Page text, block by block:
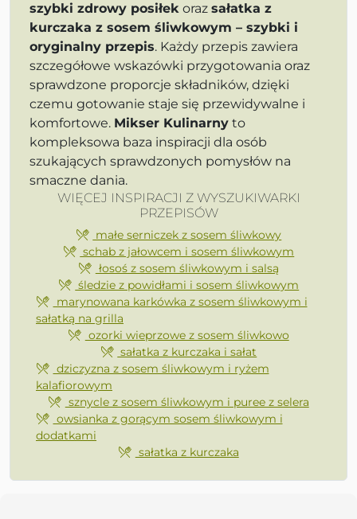
szybki zdrowy posiłek oraz sałatka z
kurczaka z sosem śliwkowym – szybki i
oryginalny przepis. Każdy przepis zawiera
szczegółowe wskazówki przygotowania oraz
sprawdzone proporcje składników, dzięki
czemu gotowanie staje się przewidywalne i
komfortowe. Mikser Kulinarny to
kompleksowa baza inspiracji dla osób
szukających sprawdzonych pomysłów na
smaczne dania.
WIĘCEJ INSPIRACJI Z WYSZUKIWARKI
PRZEPISÓW
małe serniczek z sosem śliwkowy
schab z jałowcem i sosem śliwkowym
łosoś z sosem śliwkowym i salsą
śledzie z powidłami i sosem śliwkowym
marynowana karkówka z sosem śliwkowym i
sałatką na grilla
ozorki wieprzowe z sosem śliwkowo
sałatka z kurczaka i sałat
dziczyzna z sosem śliwkowym i ryżem
kalafiorowym
sznycle z sosem śliwkowym i puree z selera
owsianka z gorącym sosem śliwkowym i
dodatkami
sałatka z kurczaka